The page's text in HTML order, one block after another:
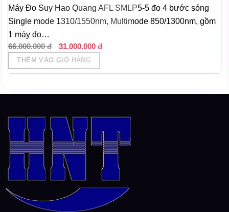
Được
xếp
hạng
0
5
sao
Máy Đo Suy Hao Quang AFL SMLP5-5 đo 4 bước sóng
Single mode 1310/1550nm, Multimode 850/1300nm, gồm
1 máy đo…
66.000.000đ
Giá
gốc
là:
66.000.000 đ.
31.000.000 đ
THÊM VÀO GIỎ HÀNG